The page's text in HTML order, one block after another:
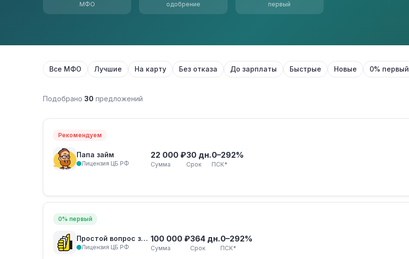
МФО одобрение первый
Все МФО Лучшие На карту Без отказа До зарплаты Быстрые Новые 0% первый
Подобрано 30 предложений
Рекомендуем
Папа займ
Лицензия ЦБ РФ
22 000 ₽
Сумма
30 дн.
Срок
0–292%
ПСК*
0% первый
Простой вопрос займ
Лицензия ЦБ РФ
100 000 ₽
Сумма
364 дн.
Срок
0–292%
ПСК*